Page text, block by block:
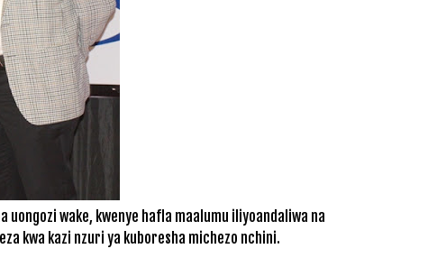
wake, kwenye hafla maalumu iliyoandaliwa na
kwa kazi nzuri ya kuboresha michezo nchini.